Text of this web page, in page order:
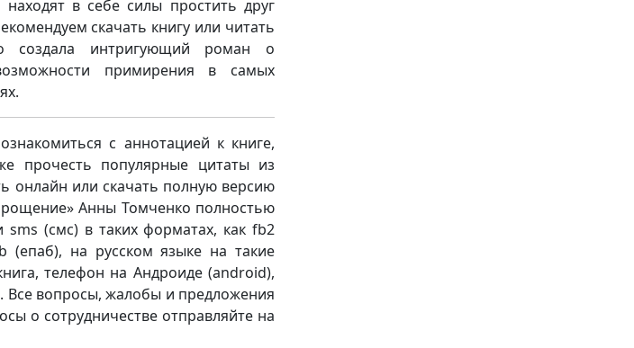
в себе силы простить друг
скачать книгу или читать
создала интригующий роман о
примирения в самых
с аннотацией к книге,
прочесть популярные цитаты из
онлайн или скачать полную версию
Анны Томченко полностью
sms (смс) в таких форматах, как fb2
на русском языке на такие
телефон на Андроиде (android),
вопросы, жалобы и предложения
о сотрудничестве отправляйте на